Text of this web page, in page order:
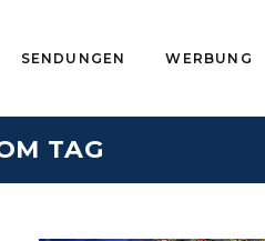
SENDUNGEN WERBUNG
TAG